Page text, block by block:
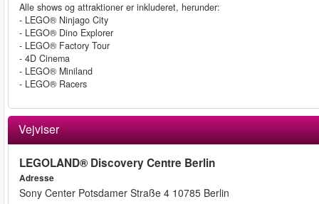
Alle shows og attraktioner er inkluderet, herunder:
- LEGO® Ninjago City
- LEGO® Dino Explorer
- LEGO® Factory Tour
- 4D Cinema
- LEGO® Miniland
- LEGO® Racers
Vejviser
LEGOLAND® Discovery Centre Berlin
Adresse
Sony Center Potsdamer Straße 4 10785 Berlin